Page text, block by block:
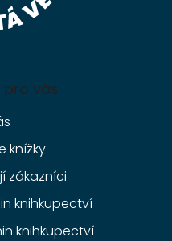
vás
knížky
zákazníci
knihkupectví
knihkupectví